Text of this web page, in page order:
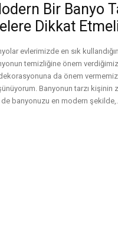
Bir Banyo
Dikkat
evlerimizde en sık
temizliğine önem
da önem
Banyonun tarzı kişinin
banyonuzu en modern